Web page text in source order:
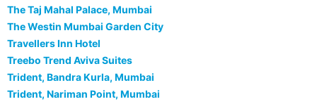
The Taj Mahal Palace, Mumbai
The Westin Mumbai Garden City
Travellers Inn Hotel
Treebo Trend Aviva Suites
Trident, Bandra Kurla, Mumbai
Trident, Nariman Point, Mumbai